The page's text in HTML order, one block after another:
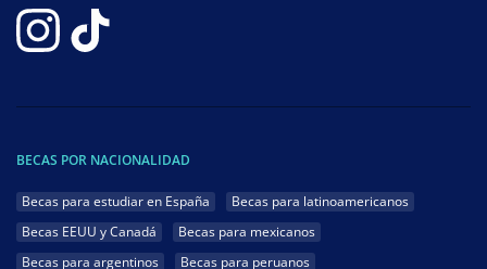
BECAS POR NACIONALIDAD
Becas para estudiar en España
Becas para latinoamericanos
Becas EEUU y Canadá
Becas para mexicanos
Becas para argentinos
Becas para peruanos